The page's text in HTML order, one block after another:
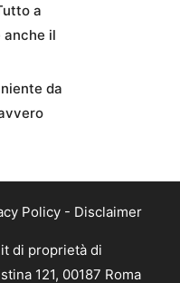
a
anche il
da
Policy - Disclaimer
di proprietà di
121, 00187 Roma